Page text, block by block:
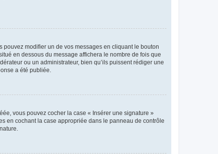
modifier un de vos messages en cliquant le bouton
en dessous du message affichera le nombre de fois que
ou un administrateur, bien qu’ils puissent rédiger une
a été publiée.
vous pouvez cocher la case « Insérer une signature »
en cochant la case appropriée dans le panneau de contrôle